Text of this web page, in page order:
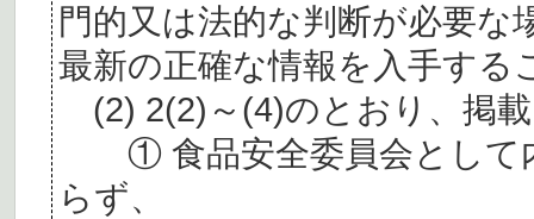
門的又は法的な判断が必要
最新の正確な情報を入手する
(2) 2(2)～(4)のとおり、掲
① 食品安全委員会として
らず、